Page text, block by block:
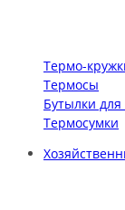
Термо-
Термосы
Бутылки
Термосумки